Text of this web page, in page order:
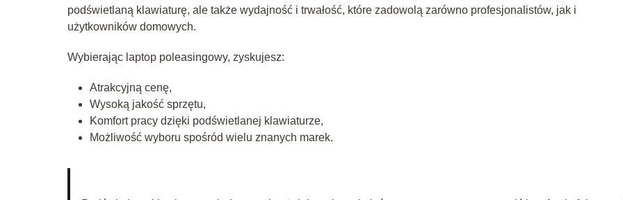
podświetlaną klawiaturę, ale także wydajność i trwałość, które zadowolą zarówno profesjonalistów, jak i
użytkowników domowych.
Wybierając laptop poleasingowy, zyskujesz:
Atrakcyjną cenę,
Wysoką jakość sprzętu,
Komfort pracy dzięki podświetlanej klawiaturze,
Możliwość wyboru spośród wielu znanych marek.